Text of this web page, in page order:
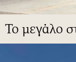
To μεγάλο